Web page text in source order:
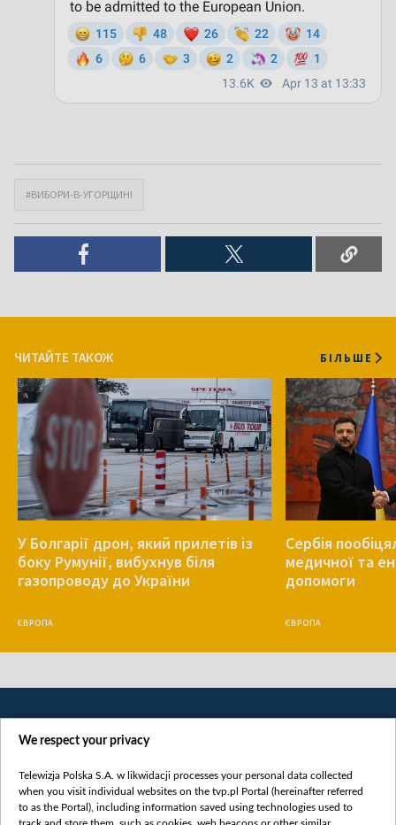
#ВИБОРИ-В-УГОРЩИНІ
ЧИТАЙТЕ ТАКОЖ БІЛЬШЕ
У Болгарії дрон, який прилетів із
боку Румунії, вибухнув біля
газопроводу до України
ЄВРОПА
Сербія
медичної та
допомоги
ЄВРОПА
We respect your privacy
Telewizja Polska S.A. w likwidacji processes your personal data collected
when you visit individual websites on the tvp.pl Portal (hereinafter referred
to as the Portal), including information saved using technologies used to